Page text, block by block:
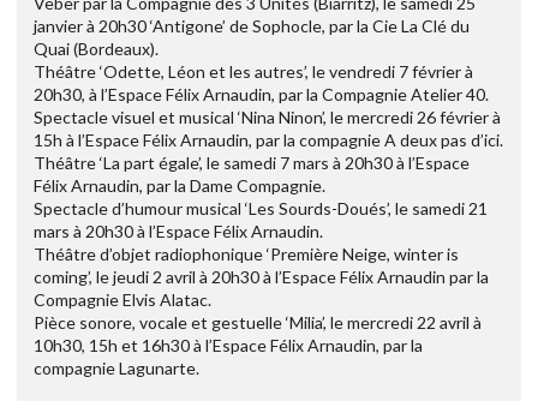
janvier à 20h30 ‘Antigone’ de Sophocle, par la Cie La Clé du
Quai (Bordeaux).
Théâtre ‘Odette, Léon et les autres’, le vendredi 7 février à
20h30, à l’Espace Félix Arnaudin, par la Compagnie Atelier 40.
Spectacle visuel et musical ‘Nina Ninon’, le mercredi 26 février à
15h à l’Espace Félix Arnaudin, par la compagnie A deux pas d’ici.
Théâtre ‘La part égale’, le samedi 7 mars à 20h30 à l’Espace
Félix Arnaudin, par la Dame Compagnie.
Spectacle d’humour musical ‘Les Sourds-Doués’, le samedi 21
mars à 20h30 à l’Espace Félix Arnaudin.
Théâtre d’objet radiophonique ‘Première Neige, winter is
coming’, le jeudi 2 avril à 20h30 à l’Espace Félix Arnaudin par la
Compagnie Elvis Alatac.
Pièce sonore, vocale et gestuelle ‘Milia’, le mercredi 22 avril à
10h30, 15h et 16h30 à l’Espace Félix Arnaudin, par la
compagnie Lagunarte.